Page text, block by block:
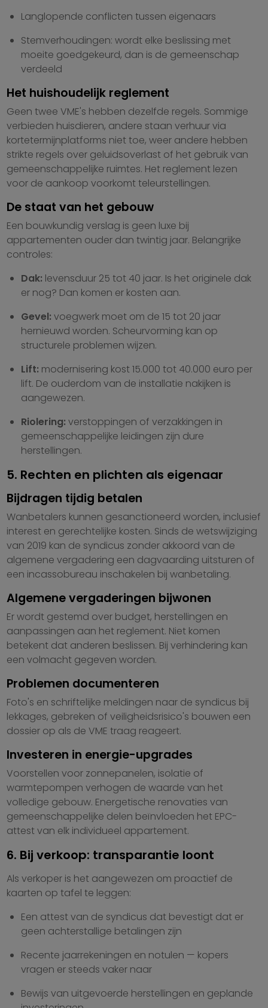
Langlopende conflicten tussen eigenaars
Stemverhoudingen: wordt elke beslissing met
moeite goedgekeurd, dan is de gemeenschap
verdeeld
Het huishoudelijk reglement
Geen twee VME's hebben dezelfde regels. Sommige
verbieden huisdieren, andere staan verhuur via
kortetermijnplatforms niet toe, weer andere hebben
strikte regels over geluidsoverlast of het gebruik van
gemeenschappelijke ruimtes. Het reglement lezen
voor de aankoop voorkomt teleurstellingen.
De staat van het gebouw
Een bouwkundig verslag is geen luxe bij
appartementen ouder dan twintig jaar. Belangrijke
controles:
Dak: levensduur 25 tot 40 jaar. Is het originele dak
er nog? Dan komen er kosten aan.
Gevel: voegwerk moet om de 15 tot 20 jaar
hernieuwd worden. Scheurvorming kan op
structurele problemen wijzen.
Lift: modernisering kost 15.000 tot 40.000 euro per
lift. De ouderdom van de installatie nakijken is
aangewezen.
Riolering: verstoppingen of verzakkingen in
gemeenschappelijke leidingen zijn dure
herstellingen.
5. Rechten en plichten als eigenaar
Bijdragen tijdig betalen
Wanbetalers kunnen gesanctioneerd worden, inclusief
interest en gerechtelijke kosten. Sinds de wetswijziging
van 2019 kan de syndicus zonder akkoord van de
algemene vergadering een dagvaarding uitsturen of
een incassobureau inschakelen bij wanbetaling.
Algemene vergaderingen bijwonen
Er wordt gestemd over budget, herstellingen en
aanpassingen aan het reglement. Niet komen
betekent dat anderen beslissen. Bij verhindering kan
een volmacht gegeven worden.
Problemen documenteren
Foto's en schriftelijke meldingen naar de syndicus bij
lekkages, gebreken of veiligheidsrisico's bouwen een
dossier op als de VME traag reageert.
Investeren in energie-upgrades
Voorstellen voor zonnepanelen, isolatie of
warmtepompen verhogen de waarde van het
volledige gebouw. Energetische renovaties van
gemeenschappelijke delen beïnvloeden het EPC-
attest van elk individueel appartement.
6. Bij verkoop: transparantie loont
Als verkoper is het aangewezen om proactief de
kaarten op tafel te leggen:
Een attest van de syndicus dat bevestigt dat er
geen achterstallige betalingen zijn
Recente jaarrekeningen en notulen — kopers
vragen er steeds vaker naar
Bewijs van uitgevoerde herstellingen en geplande